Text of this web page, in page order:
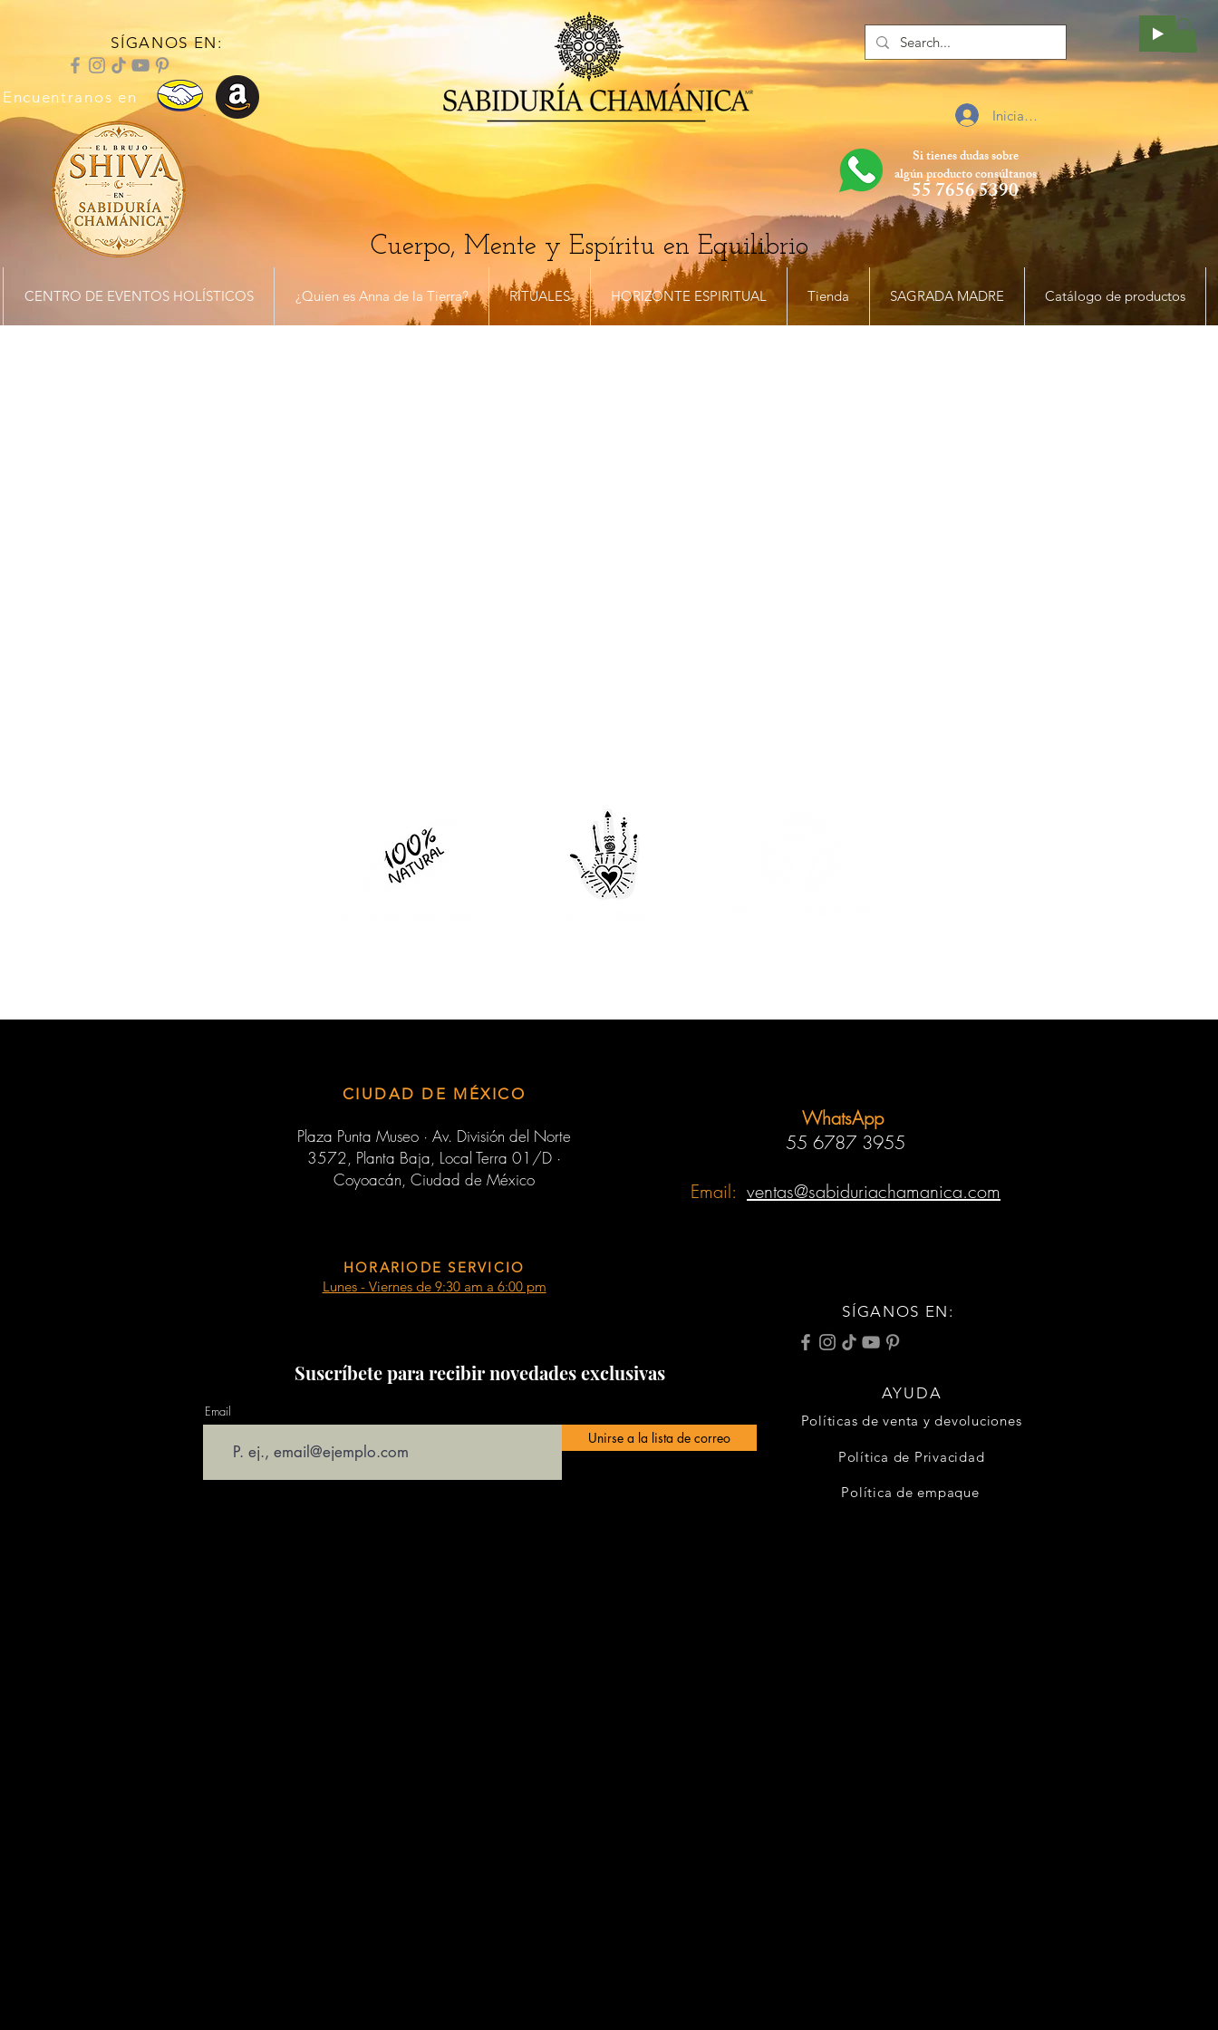
Encuentranos en
Si tienes dudas sobre
algún productoconsúltanos
55 7656 5390
Cuerpo, Mente y Espíritu en Equilibrio
CENTRO DE EVENTOS HOLÍSTICOS ¿Quien es Anna de la Tierra? RITUALES HORIZONTE ESPIRITUAL Tienda SAGRADA MADRE Catálogo de productos
SÍGANOS EN:
Iniciar sesión
CIUDAD DE MÉXICO
Plaza Punta Museo · Av. División del Norte
3572, Planta Baja, Local Terra 01/D ·
Coyoacán, Ciudad de México
WhatsApp
55 6787 3955
Email: ventas@sabiduriachamanica.com
HORARIODE SERVICIO
Lunes - Viernes de 9:30 am a 6:00 pm
SÍGANOS EN:
Suscríbete para recibir novedades exclusivas
Email
Unirse a la lista de correo
AYUDA
Políticas de venta y devoluciones
Política de Privacidad
Política de empaque